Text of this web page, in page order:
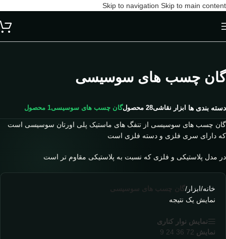
Skip to navigation Skip to main content
گان چسب های سوسیسی
دسته بندی ها ابزار نقاشی28 محصول گان چسب های سوسیسی1 محصول
گان چسب های سوسیسی از تنفگ های ماستیک پلی اورتان سوسیسی است
که دارای سری فلزی و دسته فلزی است
در مدل پلاستیکی و فلزی که نسبت به پلاستیکی مقاوم تر است
خانه/ابزار / گان چسب های سوسیسی
نمایش یک نتیجه
نمایش نوار کناری
نمایش 72
36
24
9